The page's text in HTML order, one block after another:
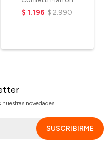
$ 1.196 $2.990
novedades!
SUSCRIBIRME